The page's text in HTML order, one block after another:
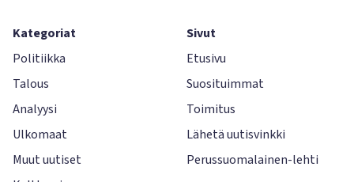
Kategoriat
Politiikka
Talous
Analyysi
Ulkomaat
Muut uutiset
Sivut
Etusivu
Suosituimmat
Toimitus
Lähetä uutisvinkki
Perussuomalainen-lehti